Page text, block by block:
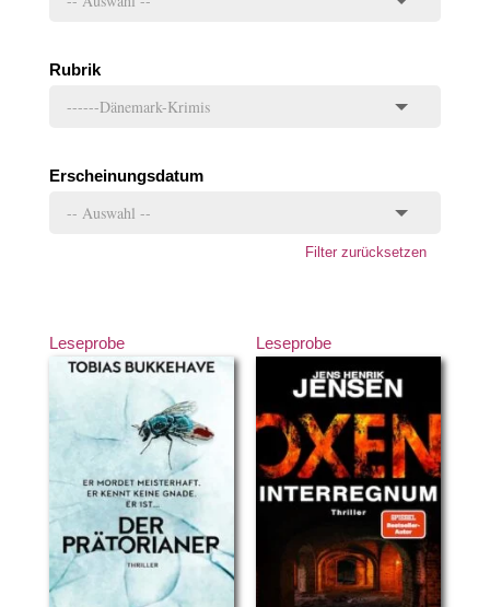
Rubrik
Erscheinungsdatum
Filter zurücksetzen
Leseprobe Leseprobe